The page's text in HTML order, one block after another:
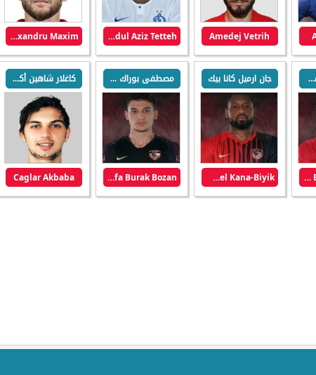
Amedej Vetrih
Abdul Aziz Tetteh
Alexandru Maxim
محمد إرديم أوغورلو
Mehmet Erdem Ugurlu
جان ارميل كانا بيك
Jean-Armel Kana-Biyik
مصطفى بوراك بوزان
Mustafa Burak Bozan
كاغلار شاهين أكبابا
Caglar Akbaba